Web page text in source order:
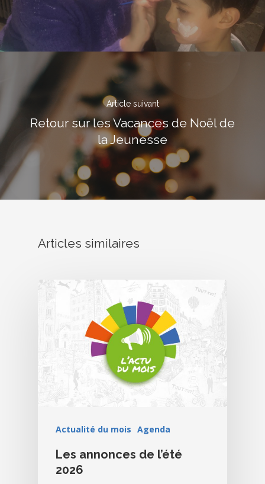
Article suivant
Retour sur les Vacances de Noël de
la Jeunesse
Articles similaires
Actualité du mois Agenda
Les annonces de l’été
2026